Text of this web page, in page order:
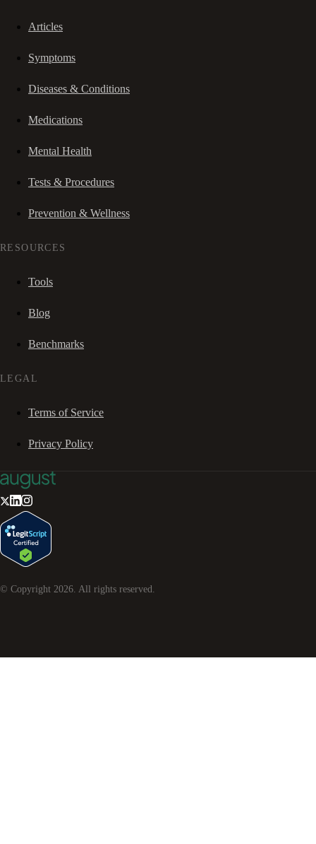
Articles
Symptoms
Diseases & Conditions
Medications
Mental Health
Tests & Procedures
Prevention & Wellness
RESOURCES
Tools
Blog
Benchmarks
LEGAL
Terms of Service
Privacy Policy
© Copyright 2026 . All rights reserved.